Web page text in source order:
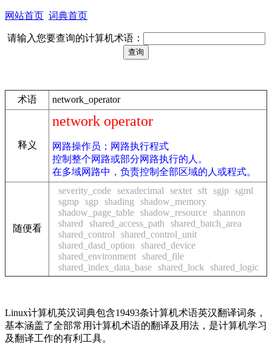
网站首页 词典首页
请输入您要查询的计算机术语：
术语 network_operator
释义
network operator
网路操作员；网路执行程式
控制整个网路或部分网路执行的人。
在多域网路中，负责控制全部区域的人或程式。
随便看
severity_code sexadecimal sextet sft sgjp sgml
sgmp sgp shading
shadow_memory
shadow_page_table shadow_resource shannon
shared
shared_access_path
shared_batch_area
shared_control
shared_control_unit
shared_dasd_option
shared_device
shared_environment shared_file
shared_index_data_base shared_lock shared_logic
Linux计算机英汉词典包含19493条计算机术语英汉翻译词条，
基本涵盖了全部常用计算机术语的翻译及用法，是计算机学习
及翻译工作的有利工具。